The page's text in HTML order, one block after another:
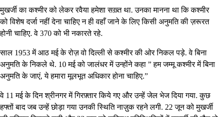
मुखर्जी का कश्मीर को लेकर रवैया हमेशा सख़्त था. उनका मानना था कि कश्मीर
को विशेष दर्जा नहीं देना चाहिए न ही वहाँ जाने के लिए किसी अनुमति की ज़रूरत
होनी चाहिए. वे 370 को भी नकारते रहे.
साल 1953 में आठ मई के रोज़ वो दिल्ली से कश्मीर की ओर निकल पड़े. वे बिना
अनुमति के निकले थे. 10 मई को जालंधर में उन्होंने कहा ” हम जम्मू कश्मीर में बिना
अनुमति के जाएं, ये हमारा मूलभूत अधिकार होना चाहिए.”
वे 11 मई के दिन श्रीनगर में गिरफ़्तार किये गए और उन्हें जेल भेज दिया गया. कुछ
हफ्तों बाद जब उन्हें छोड़ा गया उनकी स्थिति नाज़ुक रहने लगी. 22 जून को मुखर्जी